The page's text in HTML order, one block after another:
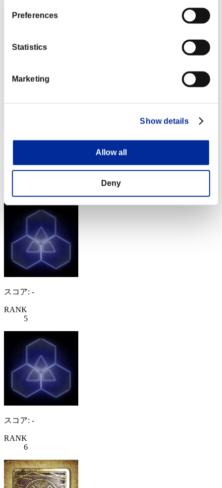
Preferences
Statistics
Marketing
Show details
Allow all
Deny
スコア:Lv:1/00'56"90
スコア: -
RANK
5
スコア: -
RANK
6